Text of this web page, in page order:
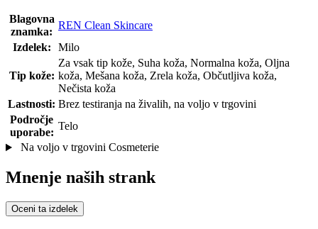
Blagovna
znamka:
REN Clean Skincare
Izdelek:
Milo
Tip kože:
Za vsak tip kože, Suha koža, Normalna koža, Oljna
koža, Mešana koža, Zrela koža, Občutljiva koža,
Nečista koža
Lastnosti: Brez testiranja na živalih, na voljo v trgovini
Področje
uporabe:
Telo
Na voljo v trgovini Cosmeterie
Mnenje naših strank
Oceni ta izdelek